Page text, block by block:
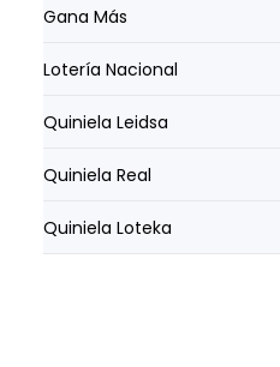
Gana Más
Lotería Nacional
Quiniela Leidsa
Quiniela Real
Quiniela Loteka